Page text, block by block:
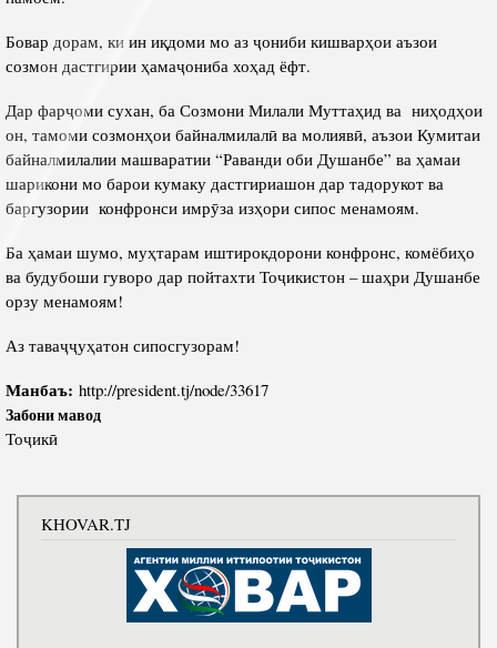
Бовар дорам, ки ин иқдоми мо аз ҷониби кишварҳои аъзои
созмон дастгирии ҳамаҷониба хоҳад ёфт.
Дар фарҷоми сухан, ба Созмони Милали Муттаҳид ва ниҳодҳои
он, тамоми созмонҳои байналмилалӣ ва молиявӣ, аъзои Кумитаи
байналмилалии машваратии “Раванди оби Душанбе” ва ҳамаи
шарикони мо барои кумаку дастгириашон дар тадорукот ва
баргузории конфронси имрӯза изҳори сипос менамоям.
Ба ҳамаи шумо, муҳтарам иштирокдорони конфронс, комёбиҳо
ва будубоши гуворо дар пойтахти Тоҷикистон – шаҳри Душанбе
орзу менамоям!
Аз таваҷҷуҳатон сипосгузорам!
Манбаъ: http://president.tj/node/33617
Забони мавод
Тоҷикӣ
KHOVAR.TJ